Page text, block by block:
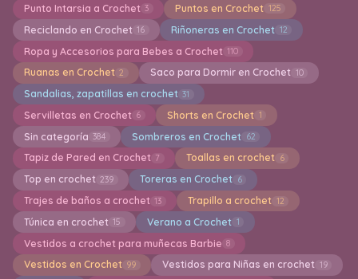
Punto Intarsia a Crochet 3 Puntos en Crochet 125
Reciclando en Crochet 16 Riñoneras en Crochet 12
Ropa y Accesorios para Bebes a Crochet 110
Ruanas en Crochet 2 Saco para Dormir en Crochet 10
Sandalias, zapatillas en crochet 31
Servilletas en Crochet 6 Shorts en Crochet 1
Sin categoría 384 Sombreros en Crochet 62
Tapiz de Pared en Crochet 7 Toallas en crochet 6
Top en crochet 239 Toreras en Crochet 6
Trajes de baños a crochet 13 Trapillo a crochet 12
Túnica en crochet 15 Verano a Crochet 1
Vestidos a crochet para muñecas Barbie 8
Vestidos en Crochet 99 Vestidos para Niñas en crochet 19